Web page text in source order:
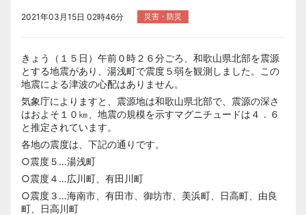
2021年03月15日 02時46分 災害・防災
きょう（１５日）午前０時２６分ごろ、和歌山県北部を震源
とする地震があり、湯浅町で震度５弱を観測しました。この
地震による津波の心配はありません。
気象庁によりますと、震源地は和歌山県北部で、震源の深さ
はおよそ１０㎞、地震の規模を示すマグニチュードは４．６
と推定されています。
各地の震度は、下記の通りです。
○震度５…湯浅町
○震度４…広川町、有田川町
○震度３…海南市、有田市、御坊市、美浜町、日高町、由良
町、日高川町